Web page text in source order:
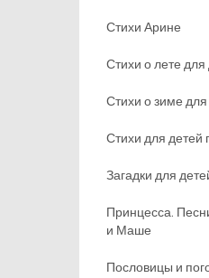
Стихи Арине
Стихи о лете для
Стихи о зиме для
Стихи для детей
Загадки для
Принцесса.
и Маше
Пословицы и